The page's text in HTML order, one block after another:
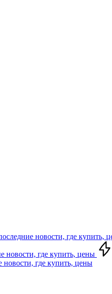
новости, где купить,
новости, где купить, цены
новости, где купить, цены